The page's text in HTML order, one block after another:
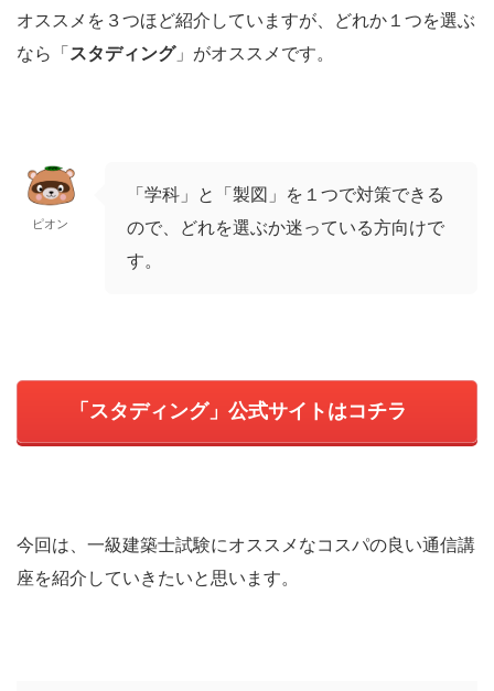
オススメを３つほど紹介していますが、どれか１つを選ぶ
なら「 スタディング」がオススメです。
ピオン
「学科」と「製図」を１つで対策できる
ので、どれを選ぶか迷っている方向けで
す。
「スタディング」公式サイトはコチラ
今回は、一級建築士試験にオススメなコスパの良い通信講
座を紹介していきたいと思います。